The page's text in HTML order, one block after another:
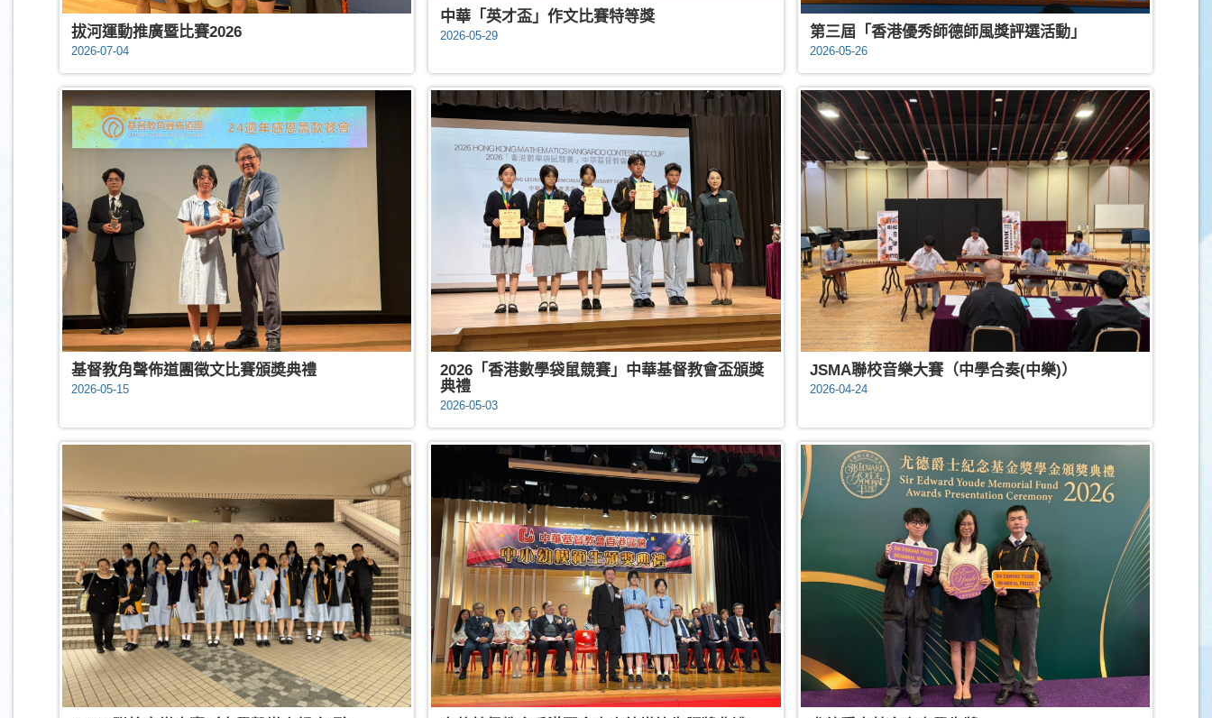
拔河運動推廣暨比賽2026
2026-07-04
中華「英才盃」作文比賽特等獎
2026-05-29 第三屆「香港優秀師德師風獎評選活動」
2026-05-26
基督教角聲佈道團徵文比賽頒奬典禮
2026-05-15
2026「香港數學袋鼠競賽」中華基督教會盃頒獎
典禮
2026-05-03
JSMA聯校音樂大賽（中學合奏(中樂)）
2026-04-24